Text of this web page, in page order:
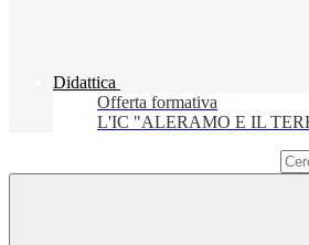
Didattica
Offerta formativa
L'IC "ALERAMO E IL